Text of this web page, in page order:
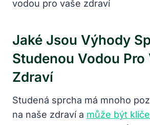
Jaké Jsou​ Výhody
Studenou Vodou Pro
Zdraví
Studená sprcha má mnoho
na naše zdraví⁢ a může⁤ být